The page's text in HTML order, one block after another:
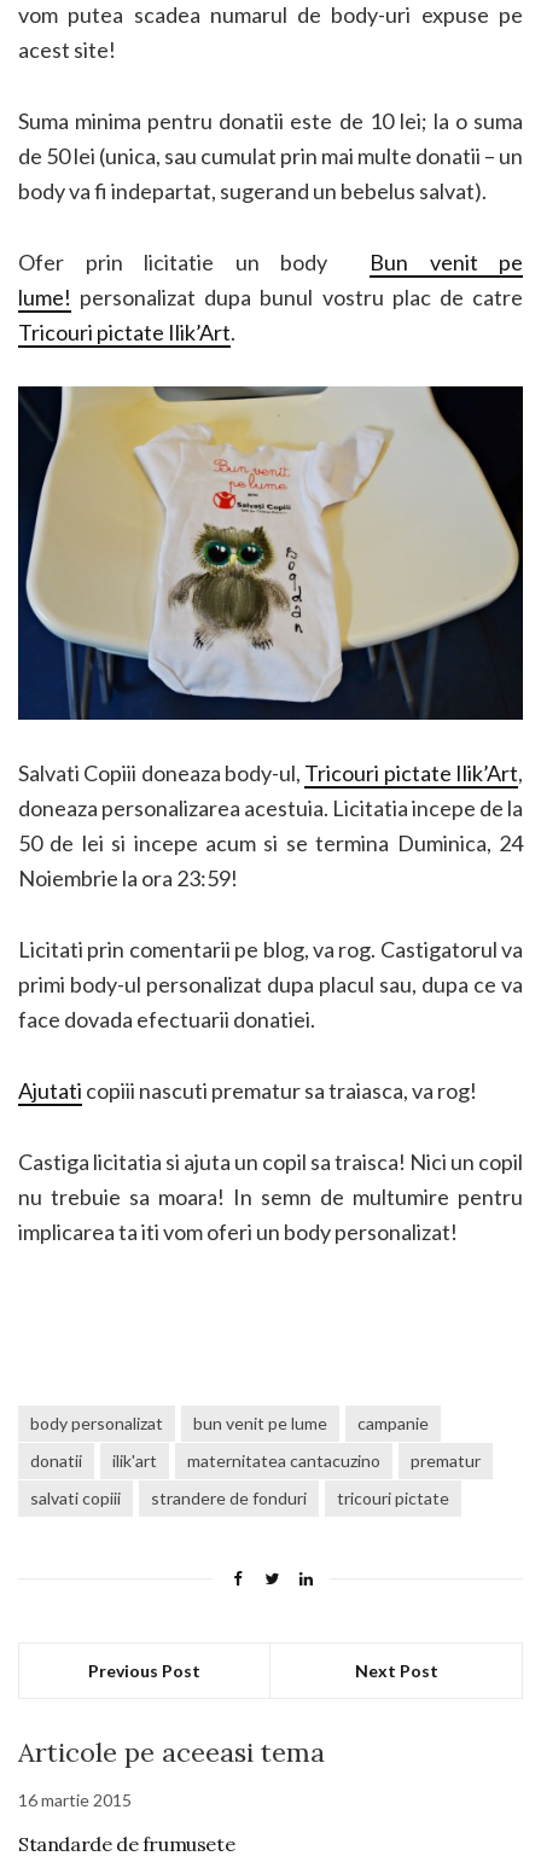
vom putea scadea numarul de body-uri expuse pe
acest site!
Suma minima pentru donatii este de 10 lei; la o suma
de 50 lei (unica, sau cumulat prin mai multe donatii – un
body va fi indepartat, sugerand un bebelus salvat).
Ofer prin licitatie un body Bun venit pe
lume! personalizat dupa bunul vostru plac de catre
Tricouri pictate Ilik’Art.
Salvati Copiii doneaza body-ul, Tricouri pictate Ilik’Art,
doneaza personalizarea acestuia. Licitatia incepe de la
50 de lei si incepe acum si se termina Duminica, 24
Noiembrie la ora 23:59!
Licitati prin comentarii pe blog, va rog. Castigatorul va
primi body-ul personalizat dupa placul sau, dupa ce va
face dovada efectuarii donatiei.
Ajutati copiii nascuti prematur sa traiasca, va rog!
Castiga licitatia si ajuta un copil sa traisca! Nici un copil
nu trebuie sa moara! In semn de multumire pentru
implicarea ta iti vom oferi un body personalizat!
body personalizat bun venit pe lume
campanie
donatii
ilik'art maternitatea cantacuzino
prematur
salvati copiii
strandere de fonduri tricouri pictate
Previous Post Next Post
Articole pe aceeasi tema
16 martie 2015
Standarde de frumusete